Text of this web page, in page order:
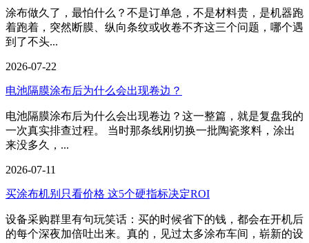
涂布做久了，最怕什么？不是订单急，不是材料贵，是机器跑
着跑着，突然断膜、纵向条纹或收卷不齐这三个问题，哪个遇
到了不头...
2026-07-22
电池隔膜涂布后为什么会出现卷边？
电池隔膜涂布后为什么会出现卷边？这一整篇，就是复盘我的
一次真实排查过程。 当时那条线刚切换一批陶瓷浆料，涂出
来没多久，...
2026-07-11
买涂布机别只看价格 这5个硬指标决定ROI
设备采购群里有句玩笑话：买的时候省下的钱，都会在开机后
的每个深夜加倍吐出来。真的，见过太多涂布车间，崭新的设